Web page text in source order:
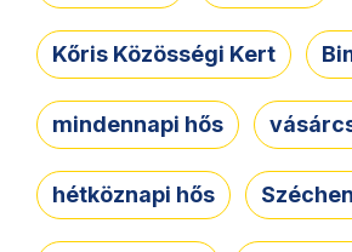
Kőris Közösségi Kert
mindennapi hős
hétköznapi hős